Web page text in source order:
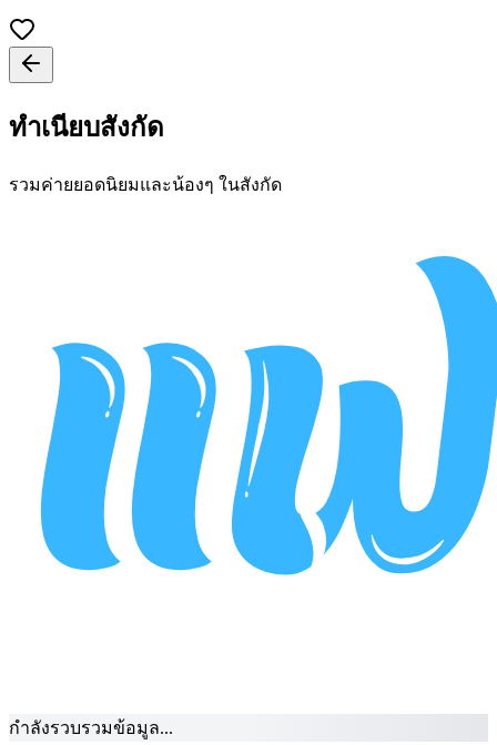
ทำเนียบสังกัด
รวมค่ายยอดนิยมและน้องๆ ในสังกัด
กำลังรวบรวมข้อมูล...